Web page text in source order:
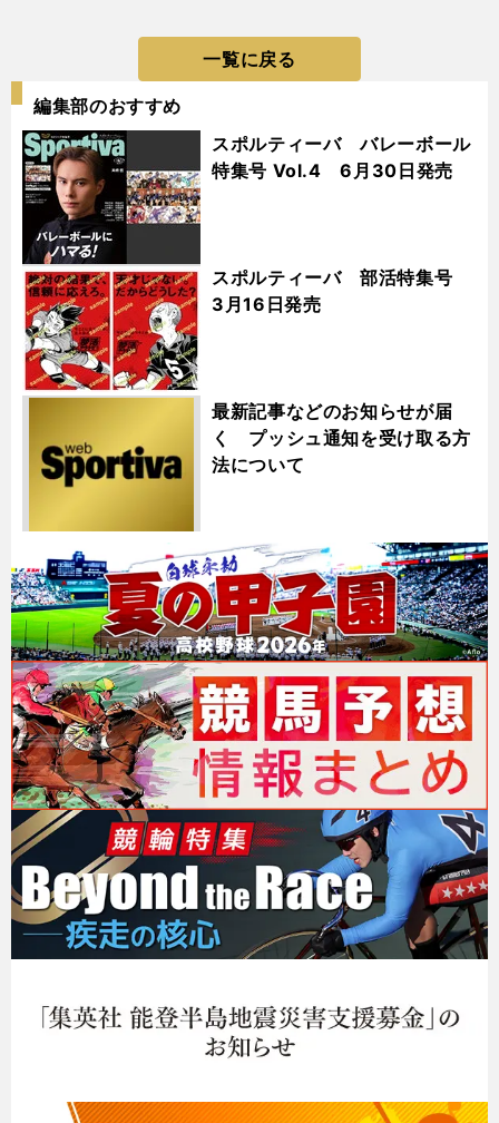
一覧に戻る
編集部のおすすめ
スポルティーバ バレーボール
特集号 Vol.4 6月30日発売
スポルティーバ 部活特集号
3月16日発売
最新記事などのお知らせが届
く プッシュ通知を受け取る方
法について